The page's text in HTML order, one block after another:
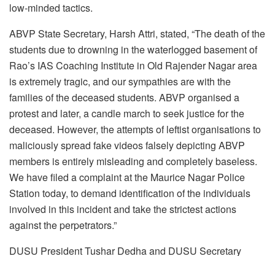
low-minded tactics.
ABVP State Secretary, Harsh Attri, stated, “The death of the
students due to drowning in the waterlogged basement of
Rao’s IAS Coaching Institute in Old Rajender Nagar area
is extremely tragic, and our sympathies are with the
families of the deceased students. ABVP organised a
protest and later, a candle march to seek justice for the
deceased. However, the attempts of leftist organisations to
maliciously spread fake videos falsely depicting ABVP
members is entirely misleading and completely baseless.
We have filed a complaint at the Maurice Nagar Police
Station today, to demand identification of the individuals
involved in this incident and take the strictest actions
against the perpetrators.”
DUSU President Tushar Dedha and DUSU Secretary